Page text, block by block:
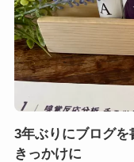
3年ぶりにブログ
きっかけに